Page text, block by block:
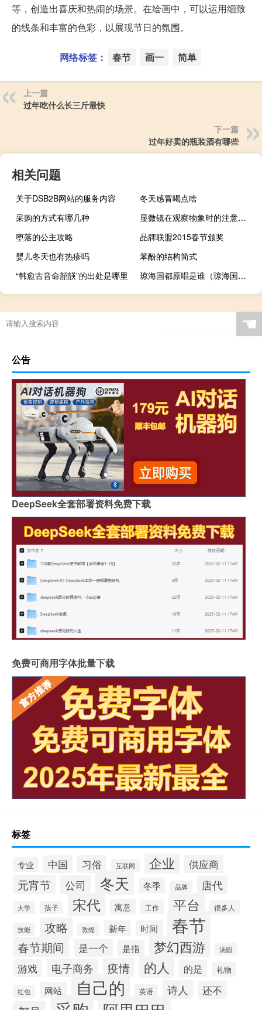
等，创造出喜庆和热闹的场景。在绘画中，可以运用细致
的线条和丰富的色彩，以展现节日的氛围。
网络标签： 春节 画一 简单
上一篇
过年吃什么长三斤最快
下一篇
过年好卖的瓶装酒有哪些
相关问题
关于DSB2B网站的服务内容
冬天感冒喝点啥
采购的方式有哪几种
显微镜在观察物象时的注意事项
堕落的公主攻略
品牌联盟2015春节颁奖
婴儿冬天也有热疹吗
苯酚的结构简式
“韩愈古音命韶韺”的出处是哪里
琼海国都原唱是谁（琼海国都）
企鹅主要生活在哪里
☚
公告
DeepSeek全套部署资料免费下载
免费可商用字体批量下载
标签
专业 中国 习俗 互联网 企业 供应商
元宵节 公司 冬天 冬季 品牌 唐代
大学 孩子 宋代 寓意 工作 平台 很多人
技能 攻略 敦煌 新年 时间 春节
春节期间 是一个 是指 梦幻西游 汤圆
游戏 电子商务 疫情 的人 的是 礼物
红包 网站 自己的 英语 诗人 还不